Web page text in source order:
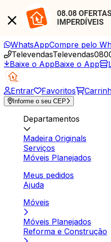
08.08
IMPERDÍVEIS
WhatsAppCompre pelo
TelevendasTelevendas
Baixe o AppBaixe o App
Entrar Favoritos
Informe o seu CEP
Departamentos
Madeira Originals
Serviços
Móveis Planejados
Meus pedidos
Ajuda
Móveis
Móveis Planejados
Reforma e Construção